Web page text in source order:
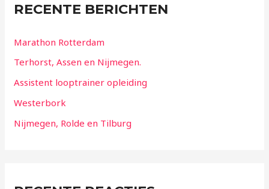
RECENTE BERICHTEN
Marathon Rotterdam
Terhorst, Assen en Nijmegen.
Assistent looptrainer opleiding
Westerbork
Nijmegen, Rolde en Tilburg